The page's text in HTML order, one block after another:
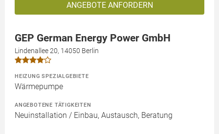
ANGEBOTE ANFORDERN
GEP German Energy Power GmbH
Lindenallee 20, 14050 Berlin
HEIZUNG SPEZIALGEBIETE
Wärmepumpe
ANGEBOTENE TÄTIGKEITEN
Neuinstallation / Einbau, Austausch, Beratung